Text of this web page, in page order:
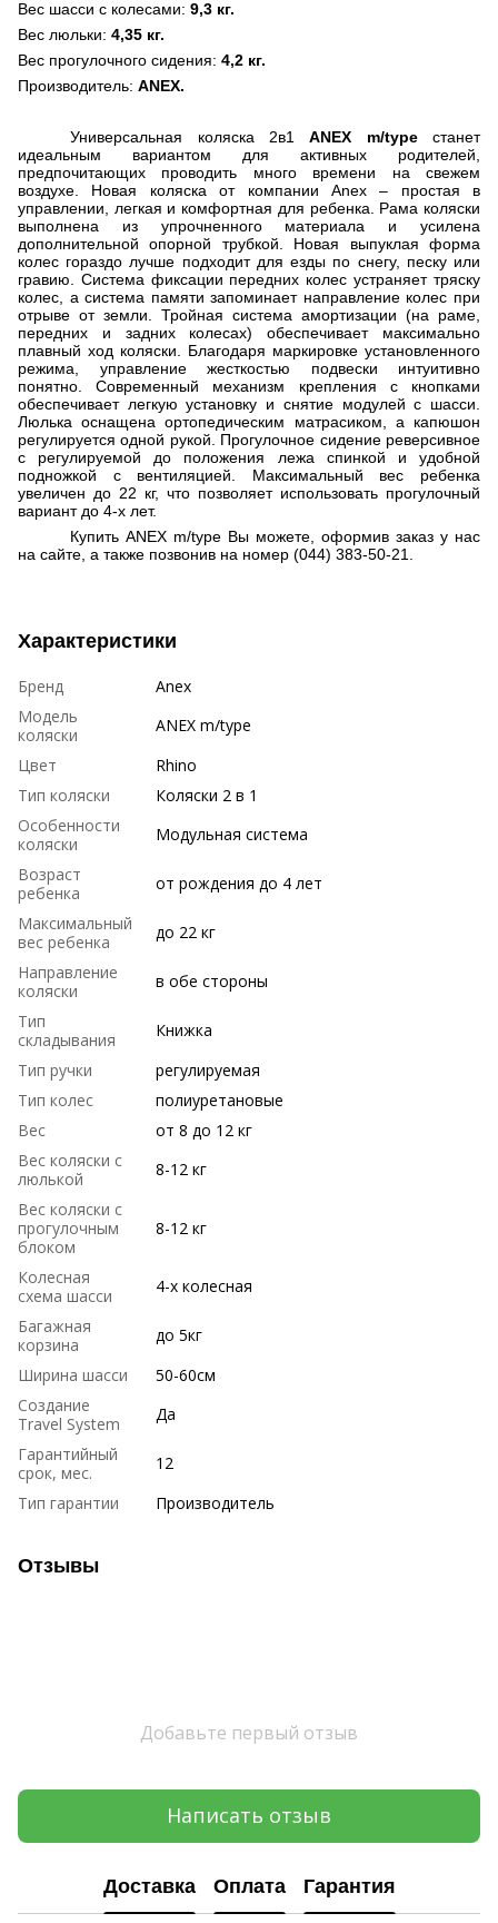
Вес шасси с колесами: 9,3 кг.
Вес люльки: 4,35 кг.
Вес прогулочного сидения: 4,2 кг.
Производитель: ANEX.
Универсальная коляска 2в1ANEX m/typeстанет
идеальным вариантом для активных родителей,
предпочитающих проводить много времени на свежем
воздухе. Новая коляска от компании Anex
– простая в
управлении, легкая и комфортная для ребенка. Рама коляски
выполнена из упрочненного материала и усилена
дополнительной опорной трубкой. Новая выпуклая форма
колес гораздо лучше подходит для езды по снегу, песку или
гравию. Система фиксации передних колес устраняет тряску
колес, а система памяти запоминает направление колес при
отрыве от земли. Тройная система амортизации (на раме,
передних и задних колесах) обеспечивает максимально
плавный ход коляски. Благодаря маркировке установленного
режима, управление жесткостью подвески интуитивно
понятно. Современный механизм крепления с кнопками
обеспечивает легкую установку и снятие модулей с шасси.
Люлька оснащена ортопедическим матрасиком, а капюшон
регулируется одной рукой. Прогулочное сидение реверсивное
с регулируемой до положения лежа спинкой и удобной
подножкой с вентиляцией. Максимальный вес ребенка
увеличен до 22 кг, что позволяет использовать прогулочный
вариант до 4-х лет.
Купить ANEX m/type Вы можете, оформив заказ у нас
на сайте, а также позвонив на номер (044) 383-50-21.
Характеристики
Бренд
Anex
Модель
коляски
ANEX m/type
Цвет
Rhino
Тип коляски
Коляски 2 в 1
Особенности
коляски
Модульная система
Возраст
ребенка
от рождения до 4 лет
Максимальный
вес ребенка
до 22 кг
Направление
коляски
в обе стороны
Тип
складывания
Книжка
Тип ручки
регулируемая
Тип колес
полиуретановые
Вес
от 8 до 12 кг
Вес коляски с
люлькой
8-12 кг
Вес коляски с
прогулочным
блоком
8-12 кг
Колесная
схема шасси
4-х колесная
Багажная
корзина
до 5кг
Ширина шасси
50-60см
Создание
Travel System
Да
Гарантийный
срок, мес.
12
Тип гарантии
Производитель
Отзывы
Добавьте первый отзыв
Написать отзыв
Доставка Оплата Гарантия